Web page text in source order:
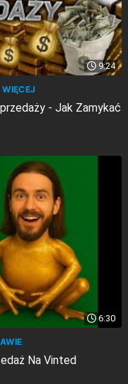
9:24
- Jak Zamykać
6:30
Na Vinted